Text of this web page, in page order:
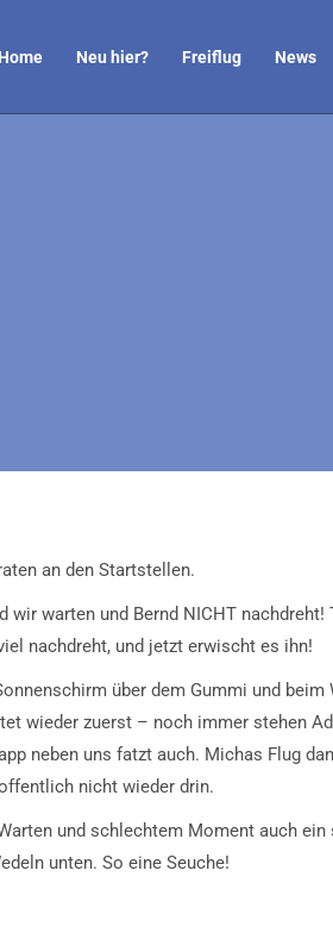
Neu hier? Freiflug News
an den Startstellen.
warten und Bernd NICHT
nachdreht, und jetzt erwischt es ihn!
über dem Gummi und
wieder zuerst – noch immer stehen
neben uns fatzt auch. Michas Flug
nicht wieder drin.
und schlechtem Moment auch
unten. So eine Seuche!